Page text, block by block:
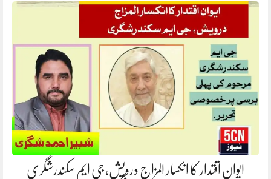
ایوانِ اقتدار کا انکسار المزاج درویش، جی ایم سکندرشگری